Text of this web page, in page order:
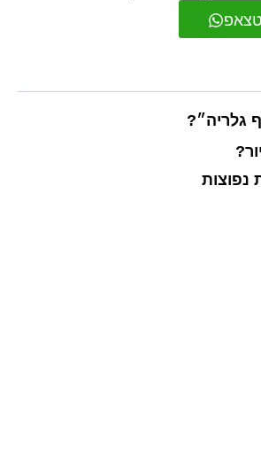
גלריה״?
נפוצות